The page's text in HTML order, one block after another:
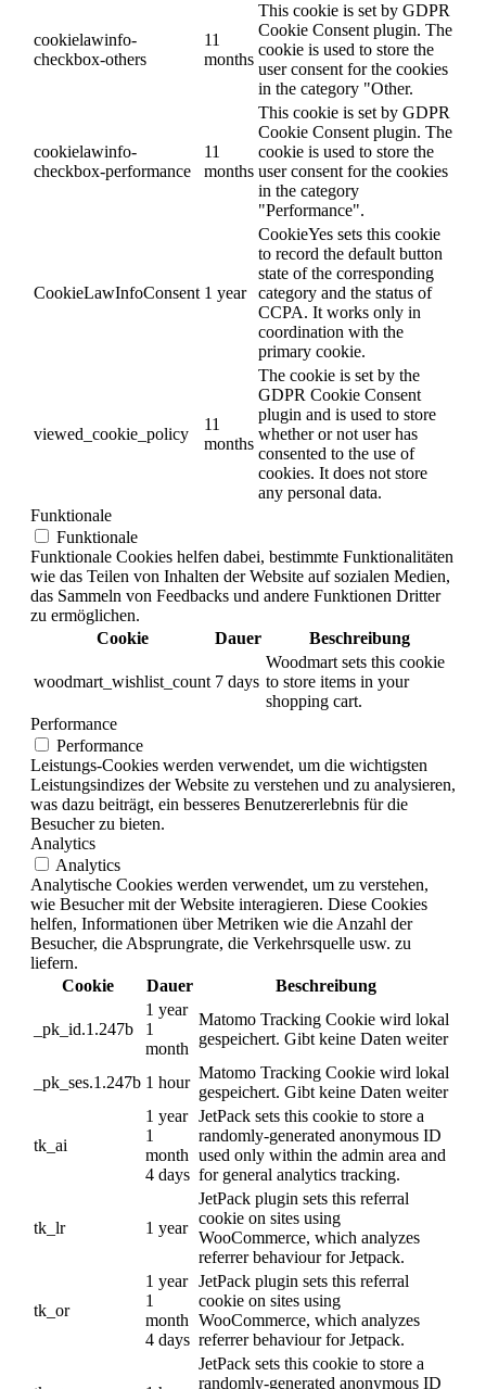
cookielawinfo-
checkbox-others
11
months
This cookie is set by GDPR
Cookie Consent plugin. The
cookie is used to store the
user consent for the cookies
in the category "Other.
cookielawinfo-
checkbox-performance
11
months
This cookie is set by GDPR
Cookie Consent plugin. The
cookie is used to store the
user consent for the cookies
in the category
"Performance".
CookieLawInfoConsent 1 year
CookieYes sets this cookie
to record the default button
state of the corresponding
category and the status of
CCPA. It works only in
coordination with the
primary cookie.
viewed_cookie_policy
11
months
The cookie is set by the
GDPR Cookie Consent
plugin and is used to store
whether or not user has
consented to the use of
cookies. It does not store
any personal data.
Funktionale
Funktionale
Funktionale Cookies helfen dabei, bestimmte Funktionalitäten
wie das Teilen von Inhalten der Website auf sozialen Medien,
das Sammeln von Feedbacks und andere Funktionen Dritter
zu ermöglichen.
Cookie
Dauer Beschreibung
woodmart_wishlist_count 7 days
Woodmart sets this cookie
to store items in your
shopping cart.
Performance
Performance
Leistungs-Cookies werden verwendet, um die wichtigsten
Leistungsindizes der Website zu verstehen und zu analysieren,
was dazu beiträgt, ein besseres Benutzererlebnis für die
Besucher zu bieten.
Analytics
Analytics
Analytische Cookies werden verwendet, um zu verstehen,
wie Besucher mit der Website interagieren. Diese Cookies
helfen, Informationen über Metriken wie die Anzahl der
Besucher, die Absprungrate, die Verkehrsquelle usw. zu
liefern.
Cookie
Dauer Beschreibung
_pk_id.1.247b
1 year
1
month
Matomo Tracking Cookie wird lokal
gespeichert. Gibt keine Daten weiter
_pk_ses.1.247b 1 hour
Matomo Tracking Cookie wird lokal
gespeichert. Gibt keine Daten weiter
tk_ai
1 year
1
month
4 days
JetPack sets this cookie to store a
randomly-generated anonymous ID
used only within the admin area and
for general analytics tracking.
tk_lr 1 year
JetPack plugin sets this referral
cookie on sites using
WooCommerce, which analyzes
referrer behaviour for Jetpack.
tk_or
1 year
1
month
4 days
JetPack plugin sets this referral
cookie on sites using
WooCommerce, which analyzes
referrer behaviour for Jetpack.
JetPack sets this cookie to store a
randomly-generated anonymous ID